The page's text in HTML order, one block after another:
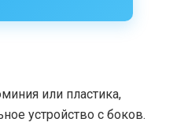
или пластика,
устройство с боков.